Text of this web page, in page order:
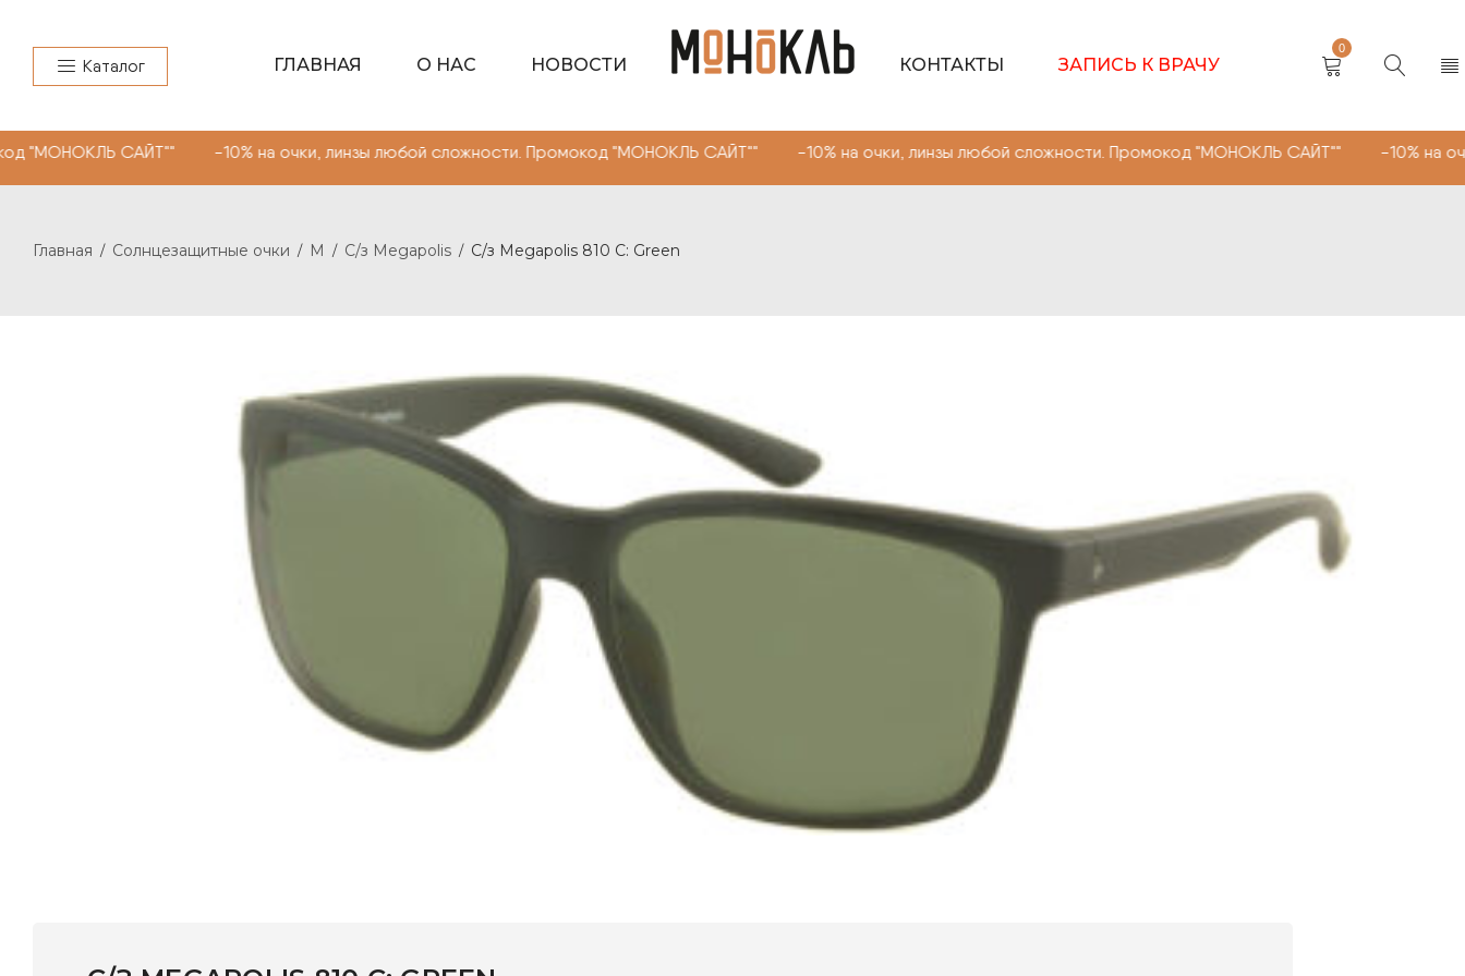
Каталог ГЛАВНАЯ О НАС НОВОСТИ КОНТАКТЫ ЗАПИСЬ К ВРАЧУ
0
САЙТ"" -10% на очки, линзы любой сложности. Промокод "МОНОКЛЬ САЙТ"" -10% на очки, линзы любой сложности. Промокод "МОНОКЛЬ САЙТ"" -10% на
Главная / Солнцезащитные очки / M / C/з Megapolis / C/з Megapolis 810 С: Green